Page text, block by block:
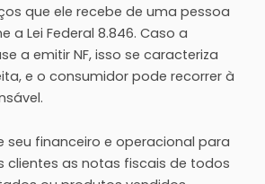
que ele recebe de uma pessoa
a Lei Federal 8.846. Caso a
a emitir NF, isso se caracteriza
e o consumidor pode recorrer à
seu financeiro e operacional para
clientes as notas fiscais de todos